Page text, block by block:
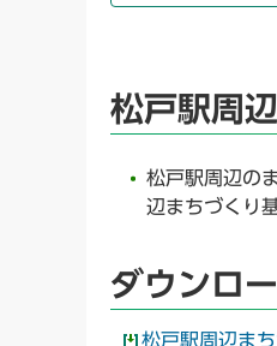
松戸駅周
松戸駅周辺の
辺まちづくり
ダウンロ
松戸駅周辺ま